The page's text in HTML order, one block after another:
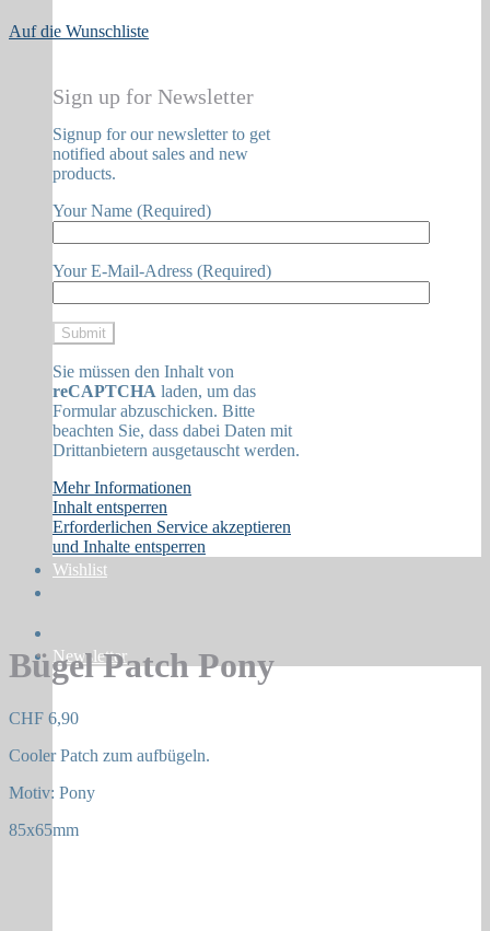
Sign up for Newsletter
Signup for our newsletter to get
notified about sales and new
products.
Your Name (Required)
Your E-Mail-Adress (Required)
Sie müssen den Inhalt von
reCAPTCHA laden, um das
Formular abzuschicken. Bitte
beachten Sie, dass dabei Daten mit
Drittanbietern ausgetauscht werden.
Mehr Informationen
Inhalt entsperren
Erforderlichen Service akzeptieren
und Inhalte entsperren
Wishlist
Newsletter
Auf die Wunschliste
Bügel Patch Pony
CHF 6,90
Cooler Patch zum aufbügeln.
Motiv: Pony
85x65mm